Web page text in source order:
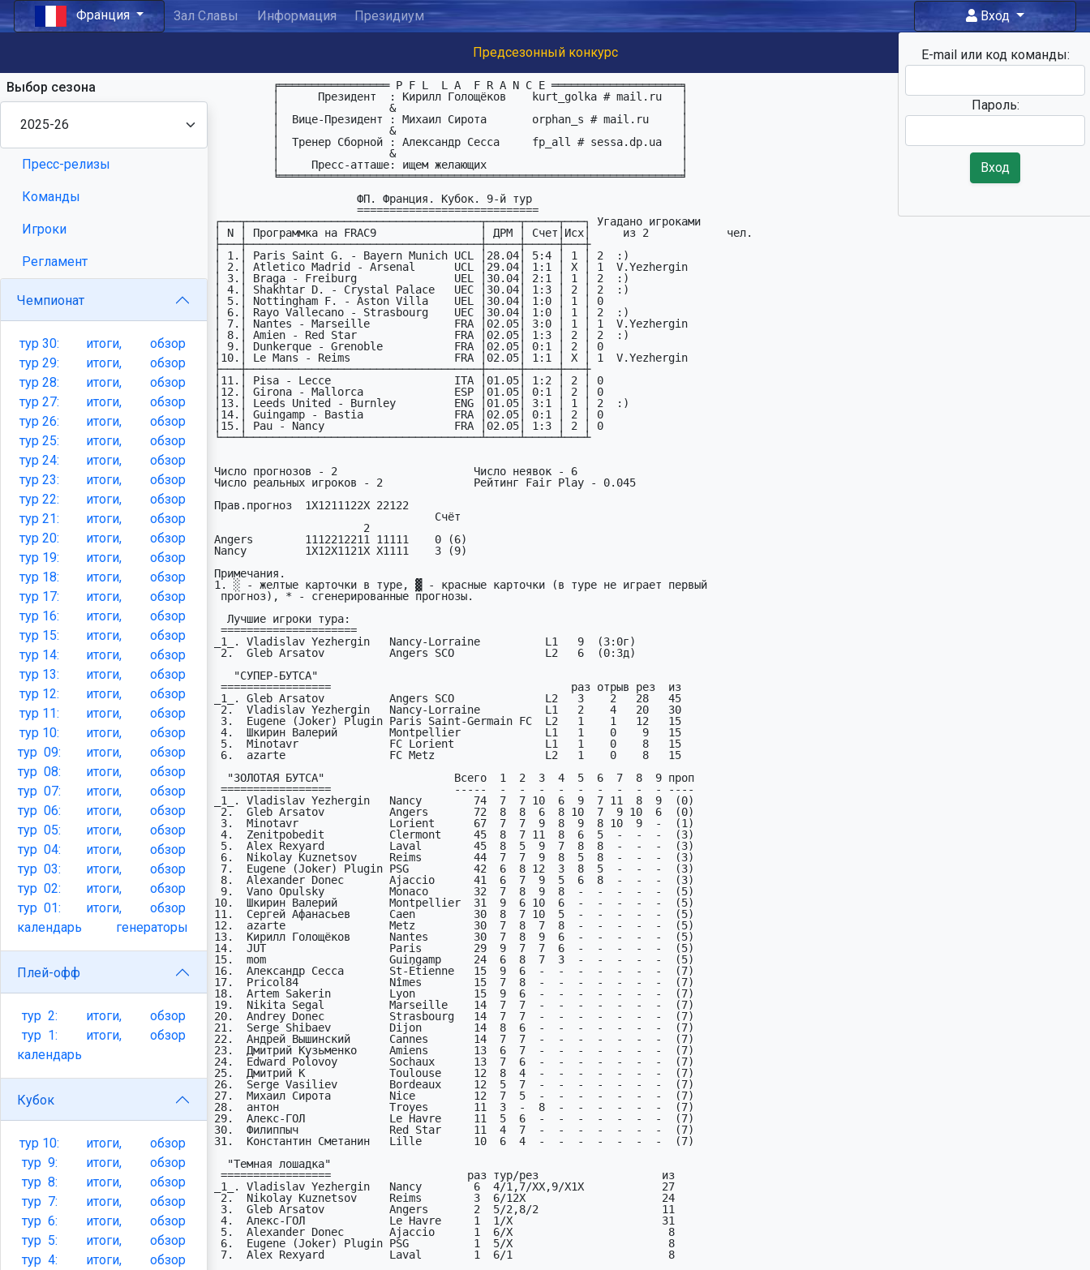
Франция Зал Славы Информация Президиум Вход
E-mail или код команды:
Пароль:
Вход
Предсезонный конкурс
Выбор сезона
Пресс-релизы
Команды
Игроки
Регламент
Чемпионат
тур 30: итоги,
обзор
тур 29: итоги,
обзор
тур 28: итоги,
обзор
тур 27: итоги,
обзор
тур 26: итоги,
обзор
тур 25: итоги,
обзор
тур 24: итоги,
обзор
тур 23: итоги,
обзор
тур 22: итоги,
обзор
тур 21: итоги,
обзор
тур 20: итоги,
обзор
тур 19: итоги,
обзор
тур 18: итоги,
обзор
тур 17: итоги,
обзор
тур 16: итоги,
обзор
тур 15: итоги,
обзор
тур 14: итоги,
обзор
тур 13: итоги,
обзор
тур 12: итоги,
обзор
тур 11: итоги,
обзор
тур 10: итоги,
обзор
тур 09: итоги,
обзор
тур 08: итоги,
обзор
тур 07: итоги,
обзор
тур 06: итоги,
обзор
тур 05: итоги,
обзор
тур 04: итоги,
обзор
тур 03: итоги,
обзор
тур 02: итоги,
обзор
тур 01: итоги,
обзор
календарь
генераторы
Плей-офф
тур2: итоги,
обзор
тур1: итоги,
обзор
календарь
Кубок
тур 10: итоги,
обзор
тур9: итоги,
обзор
тур8: итоги,
обзор
тур7: итоги,
обзор
тур6: итоги,
обзор
тур5: итоги,
обзор
тур4: итоги,
обзор
┌───┬────────────────────────────────────┬─────┬─────┬───┐ Угадано игроками
│ N │ Программка на FRAC9                │ ДРМ │ Счет│Исх│     из 2            чел.
├───┼────────────────────────────────────┼─────┼─────┼───┼
│ 1.│ Paris Saint G. - Bayern Munich UCL │28.04│ 5:4 │ 1 │ 2  :)
│ 2.│ Atletico Madrid - Arsenal      UCL │29.04│ 1:1 │ X │ 1  V.Yezhergin
│ 3.│ Braga - Freiburg               UEL │30.04│ 2:1 │ 1 │ 2  :)
│ 4.│ Shakhtar D. - Crystal Palace   UEC │30.04│ 1:3 │ 2 │ 2  :)
│ 5.│ Nottingham F. - Aston Villa    UEL │30.04│ 1:0 │ 1 │ 0
│ 6.│ Rayo Vallecano - Strasbourg    UEC │30.04│ 1:0 │ 1 │ 2  :)
│ 7.│ Nantes - Marseille             FRA │02.05│ 3:0 │ 1 │ 1  V.Yezhergin
│ 8.│ Amien - Red Star               FRA │02.05│ 1:3 │ 2 │ 2  :)
│ 9.│ Dunkerque - Grenoble           FRA │02.05│ 0:1 │ 2 │ 0
│10.│ Le Mans - Reims                FRA │02.05│ 1:1 │ X │ 1  V.Yezhergin
├───┼────────────────────────────────────┼─────┼─────┼───┼
│11.│ Pisa - Lecce                   ITA │01.05│ 1:2 │ 2 │ 0
│12.│ Girona - Mallorca              ESP │01.05│ 0:1 │ 2 │ 0
│13.│ Leeds United - Burnley         ENG │01.05│ 3:1 │ 1 │ 2  :)
│14.│ Guingamp - Bastia              FRA │02.05│ 0:1 │ 2 │ 0
│15.│ Pau - Nancy                    FRA │02.05│ 1:3 │ 2 │ 0
└───┴────────────────────────────────────┴─────┴─────┴───┴
Число прогнозов - 2                     Число неявок - 6
Число реальных игроков - 2              Рейтинг Fair Play - 0.045
Прав.прогноз  1X1211122X 22122
Angers        1112212211 11111    0 (6)
Nancy         1X12X1121X X1111    3 (9)
Пpимечания.
1. ░ - желтые карточки в туре, ▓ - красные карточки (в туре не играет первый
_1_. Vladislav Yezhergin   Nancy-Lorraine          L1   9  (3:0г)
_1_. Gleb Arsatov          Angers SCO              L2   3    2   28   45
_1_. Vladislav Yezhergin   Nancy        74  7  7 10  6  9  7 11  8  9  (0)
10.  Шкирин Валерий        Montpellier  31  9  6 10  6  -  -  -  -  -  (5)
11.  Сергей Афанасьев      Caen         30  8  7 10  5  -  -  -  -  -  (5)
12.  azarte                Metz         30  7  8  7  8  -  -  -  -  -  (5)
13.  Кирилл Голощёков      Nantes       30  7  8  9  6  -  -  -  -  -  (5)
14.  JUT                   Paris        29  9  7  7  6  -  -  -  -  -  (5)
15.  mom                   Guingamp     24  6  8  7  3  -  -  -  -  -  (5)
16.  Александр Сесса       St-Étienne   15  9  6  -  -  -  -  -  -  -  (7)
17.  Pricol84              Nîmes        15  7  8  -  -  -  -  -  -  -  (7)
18.  Artem Sakerin         Lyon         15  9  6  -  -  -  -  -  -  -  (7)
19.  Nikita Segal          Marseille    14  7  7  -  -  -  -  -  -  -  (7)
20.  Andrey Donec          Strasbourg   14  7  7  -  -  -  -  -  -  -  (7)
21.  Serge Shibaev         Dijon        14  8  6  -  -  -  -  -  -  -  (7)
22.  Андрей Вышинский      Cannes       14  7  7  -  -  -  -  -  -  -  (7)
23.  Дмитрий Кузьменко     Amiens       13  6  7  -  -  -  -  -  -  -  (7)
24.  Edward Polovoy        Sochaux      13  7  6  -  -  -  -  -  -  -  (7)
25.  Дмитрий К             Toulouse     12  8  4  -  -  -  -  -  -  -  (7)
26.  Serge Vasiliev        Bordeaux     12  5  7  -  -  -  -  -  -  -  (7)
27.  Михаил Сирота         Nice         12  7  5  -  -  -  -  -  -  -  (7)
28.  антон                 Troyes       11  3  -  8  -  -  -  -  -  -  (7)
29.  Алекс-ГОЛ             Le Havre     11  5  6  -  -  -  -  -  -  -  (7)
30.  Филиппыч              Red Star     11  4  7  -  -  -  -  -  -  -  (7)
31.  Константин Сметанин   Lille        10  6  4  -  -  -  -  -  -  -  (7)
_1_. Vladislav Yezhergin   Nancy        6  4/1,7/XX,9/X1X            27